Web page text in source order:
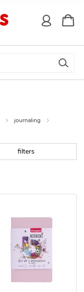
Zoek
journaling
filters